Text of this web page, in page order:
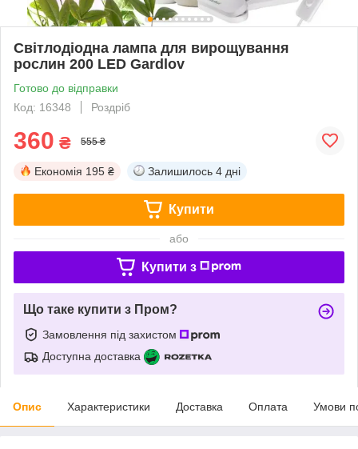
Світлодіодна лампа для вирощування
рослин 200 LED Gardlov
Готово до відправки
Код: 16348
Роздріб
360 ₴ 555 ₴
Економія 195 ₴ Залишилось 4 дні
Купити
або
Купити з
Що таке купити з Пром?
Замовлення під захистом
Доступна доставка
Опис Характеристики Доставка Оплата Умови